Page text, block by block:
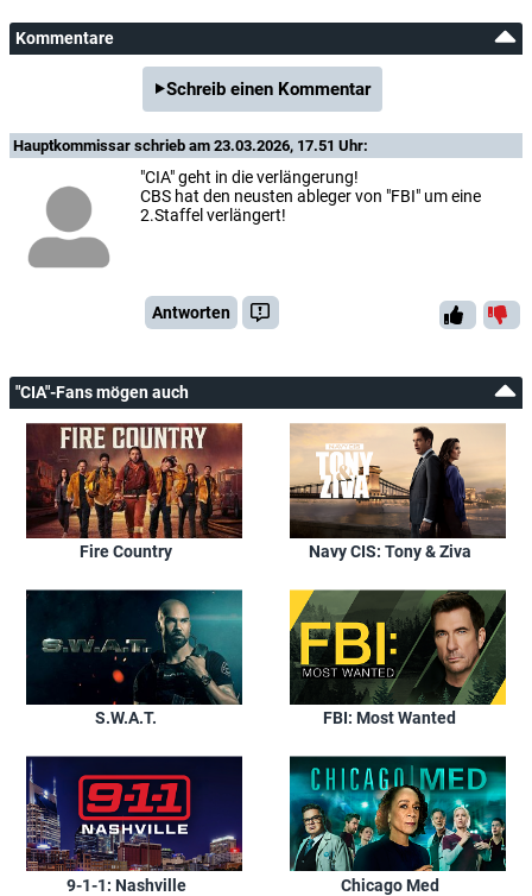
Kommentare
Schreib einen Kommentar
Hauptkommissar schrieb am 23.03.2026, 17.51 Uhr:
"CIA" geht in die verlängerung!
CBS hat den neusten ableger von "FBI" um eine
2.Staffel verlängert!
Antworten
"CIA"-Fans mögen auch
Fire Country Navy CIS: Tony & Ziva
S.W.A.T. FBI: Most Wanted
9-1-1: Nashville Chicago Med